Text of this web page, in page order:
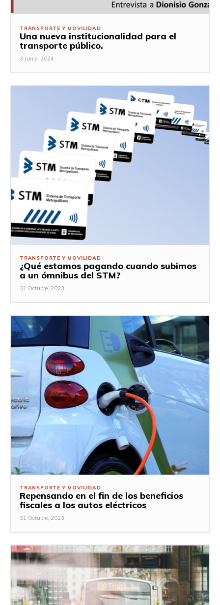
TRANSPORTE Y MOVILIDAD
Una nueva institucionalidad para el
transporte público.
3 Junio, 2024
TRANSPORTE Y MOVILIDAD
¿Qué estamos pagando cuando subimos
a un ómnibus del STM?
31 Octubre, 2023
TRANSPORTE Y MOVILIDAD
Repensando en el fin de los beneficios
fiscales a los autos eléctricos
31 Octubre, 2023